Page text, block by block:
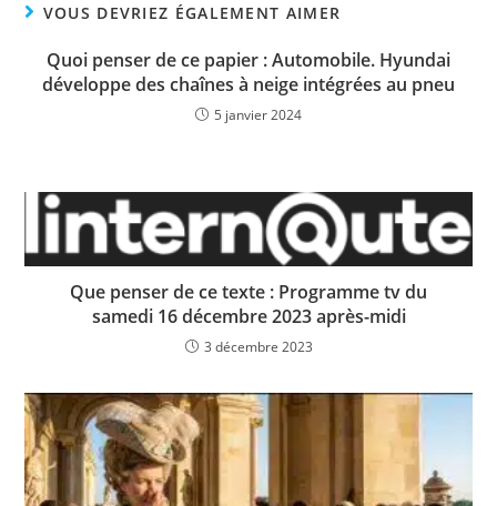
VOUS DEVRIEZ ÉGALEMENT AIMER
Quoi penser de ce papier : Automobile. Hyundai
développe des chaînes à neige intégrées au pneu
5 janvier 2024
Que penser de ce texte : Programme tv du
samedi 16 décembre 2023 après-midi
3 décembre 2023